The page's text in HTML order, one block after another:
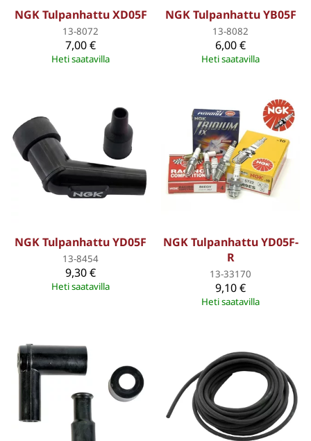
NGK Tulpanhattu XD05F
13-8072
7,00 €
Heti saatavilla
NGK Tulpanhattu YB05F
13-8082
6,00 €
Heti saatavilla
NGK Tulpanhattu YD05F
13-8454
9,30 €
Heti saatavilla
NGK Tulpanhattu YD05F-
R
13-33170
9,10 €
Heti saatavilla